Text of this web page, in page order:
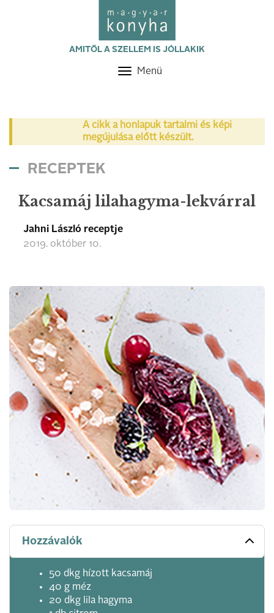
AMITŐL A SZELLEM IS JÓLLAKIK
Toggle
Menü
A cikk a honlapuk tartalmi és képi
megújulása előtt készült.
RECEPTEK
Kacsamáj lilahagyma-lekvárral
Jahni László receptje
2019. október 10.
Hozzávalók
50 dkg hízott kacsamáj
40 g méz
20 dkg lila hagyma